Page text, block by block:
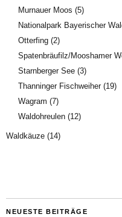
Murnauer Moos (5)
Nationalpark Bayerischer
Otterfing (2)
Spatenbräufilz/Mooshamer
Starnberger See (3)
Thanninger Fischweiher(19)
Wagram (7)
Waldohreulen (12)
Waldkäuze (14)
NEUESTE BEITRÄGE